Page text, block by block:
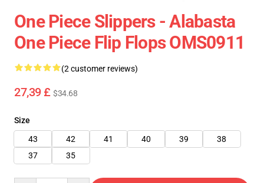
One Piece Slippers - Alabasta
One Piece Flip Flops OMS0911
(2 customer reviews)
27,39 £ $34.68
Size
43
42 41 40 39
38
37
35